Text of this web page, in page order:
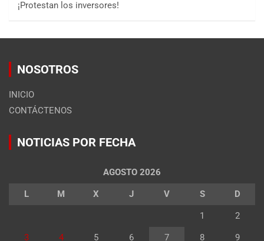
¡Protestan los inversores!
NOSOTROS
INICIO
CONTÁCTENOS
NOTICIAS POR FECHA
AGOSTO 2026
L M X J V S D
1 2
3 4 5 6 7 8 9